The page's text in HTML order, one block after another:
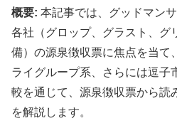
概要: 本記事では、グッドマン
各社（グロップ、グラスト、グ
備）の源泉徴収票に焦点を当て
ライグループ系、さらには逗子
較を通じて、源泉徴収票から読
を解説します。